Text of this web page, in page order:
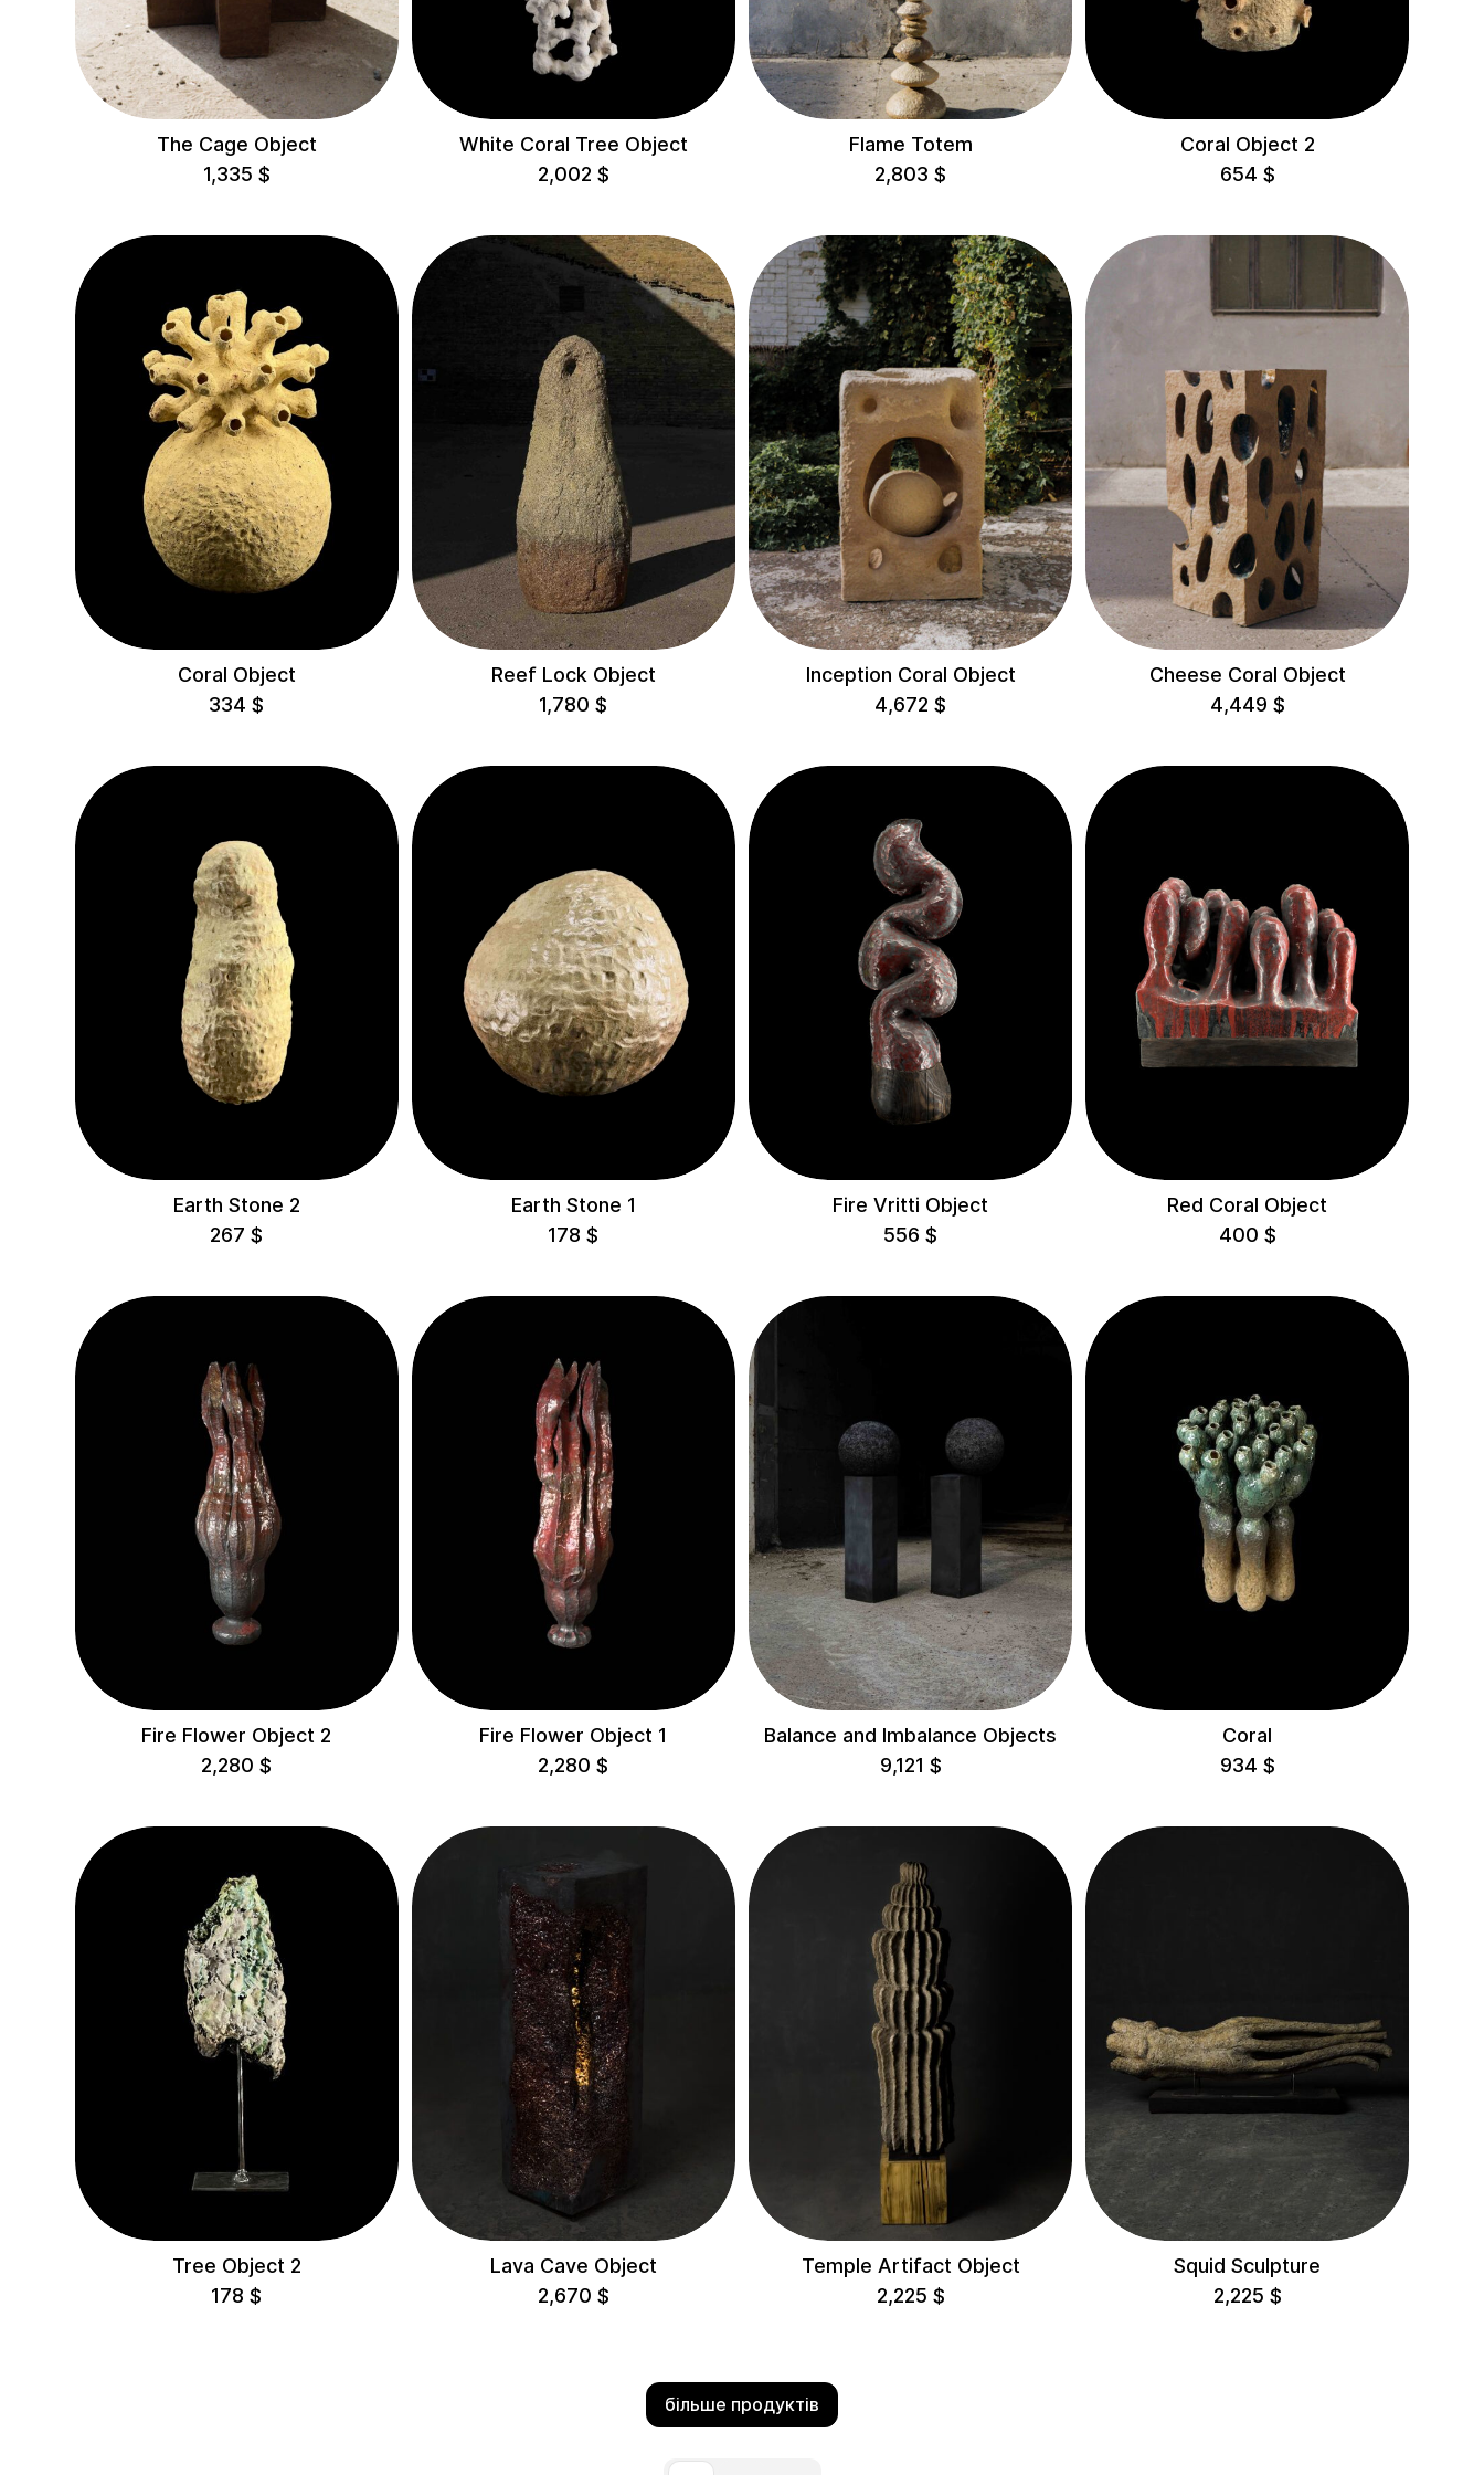
CATEGORIES
Все
Об'єкти
Скульптури
Корали
Гарбузи
Сталагміти
Храми
Врітті
ЛОКАЦІЯ
Maysternya
Week Embassy
< 10 cm
60-100 cm
100-200 cm
> 200 cm
The Cage Object
1,335 $
White Coral Tree Object
2,002 $
Flame Totem
2,803$
Coral Object 2
654 $
Coral Object
334$
Reef Lock Object
1,780$
Inception Coral Object
4,672$
Cheese Coral Object
4,449 $
Earth Stone 2
267$
Earth Stone 1
178$
Fire Vritti Object
556$
Red Coral Object
400 $
Fire Flower Object 2
2,280$
Fire Flower Object 1
2,280$
Balance and Imbalance Objects
9,121 $
Coral
934 $
Tree Object 2
178$
Lava Cave Object
2,670 $
Temple Artifact Object
2,225 $
Squid Sculpture
2,225 $
більше продуктів